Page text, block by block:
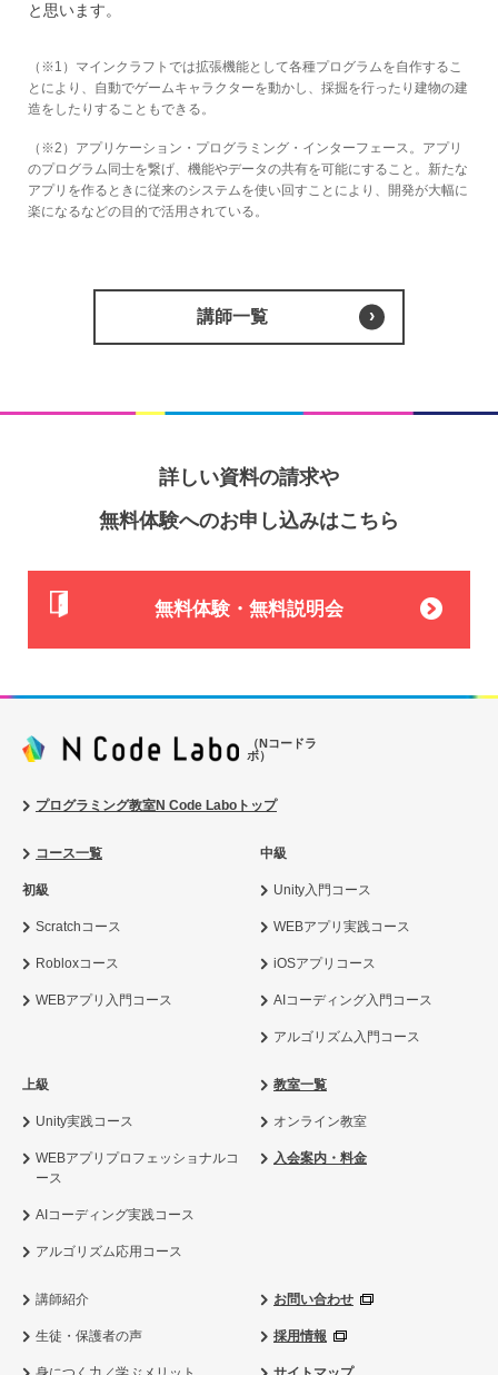
と思います。
（※1）マインクラフトでは拡張機能として各種プログラムを自作するこ
とにより、自動でゲームキャラクターを動かし、採掘を行ったり建物の建
造をしたりすることもできる。
（※2）アプリケーション・プログラミング・インターフェース。アプリ
のプログラム同士を繋げ、機能やデータの共有を可能にすること。新たな
アプリを作るときに従来のシステムを使い回すことにより、開発が大幅に
楽になるなどの目的で活用されている。
講師一覧
詳しい資料の請求や
無料体験へのお申し込みはこちら
無料体験・無料説明会
（Nコードラ
ボ）
プログラミング教室N Code Laboトップ
コース一覧
初級
Scratchコース
Robloxコース
WEBアプリ入門コース
中級
Unity入門コース
WEBアプリ実践コース
iOSアプリコース
AIコーディング入門コース
アルゴリズム入門コース
上級
Unity実践コース
WEBアプリプロフェッショナルコ
ース
AIコーディング実践コース
アルゴリズム応用コース
教室一覧
オンライン教室
入会案内・料金
講師紹介
生徒・保護者の声
お問い合わせ
採用情報